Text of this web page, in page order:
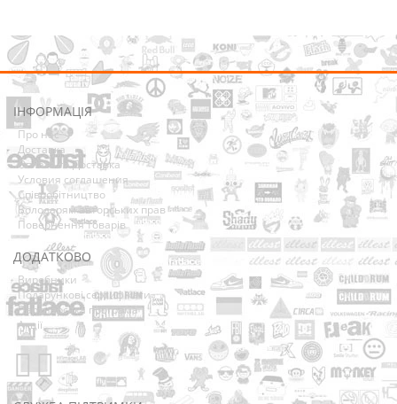
ІНФОРМАЦІЯ
Про нас
Доставка
Оплата та Доставка
Условия соглашения
Співробітництво
Володарям авторських прав
Повернення товарів
ДОДАТКОВО
Виробники
Подарункові сертифікати
Партнерська програма
Акції